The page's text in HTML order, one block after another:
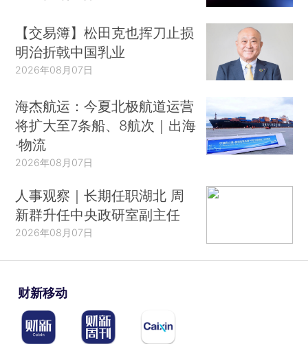
【交易簿】松田克也挥刀止损
明治折戟中国乳业
2026年08月07日
海杰航运：今夏北极航道运营
将扩大至7条船、8航次｜出海
·物流
2026年08月07日
人事观察｜长期任职湖北 周
新群升任中央政研室副主任
2026年08月07日
财新移动